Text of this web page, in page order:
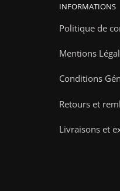
INFORMATIONS
Politique de
Mentions
Conditions
Retours et
Livraisons et